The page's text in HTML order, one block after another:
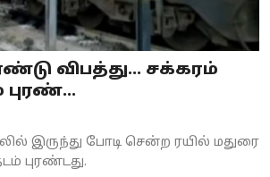
விபத்து... சக்கரம்
இருந்து போடி சென்ற ரயில் மதுரை
புரண்டது.